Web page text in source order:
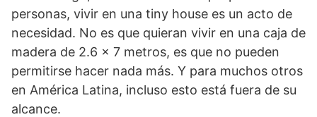
personas, vivir en una tiny house es un acto de
necesidad. No es que quieran vivir en una caja de
madera de 2.6 x 7 metros, es que no pueden
permitirse hacer nada más. Y para muchos otros
en América Latina, incluso esto está fuera de su
alcance.